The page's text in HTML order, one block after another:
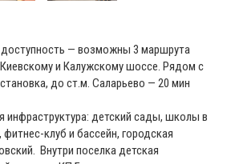
— возможны 3 маршрута
и Калужскому шоссе. Рядом с
до ст.м. Саларьево — 20 мин
инфраструктура: детский сады, школы в
клуб и бассейн, городская
Внутри поселка детская